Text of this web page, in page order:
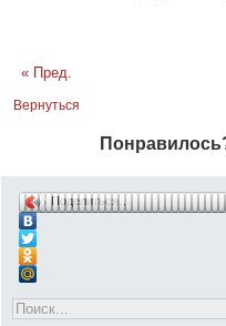
« Пред.
Вернуться
Поделиться…